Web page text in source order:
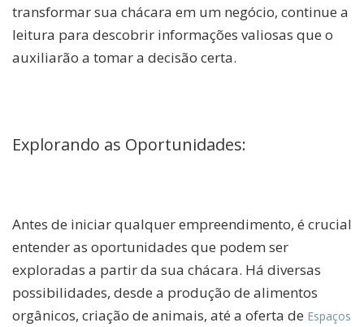
transformar sua chácara em um negócio, continue a
leitura para descobrir informações valiosas que o
auxiliarão a tomar a decisão certa.
Explorando as Oportunidades:
Antes de iniciar qualquer empreendimento, é crucial
entender as oportunidades que podem ser
exploradas a partir da sua chácara. Há diversas
possibilidades, desde a produção de alimentos
orgânicos, criação de animais, até a oferta de Espaços